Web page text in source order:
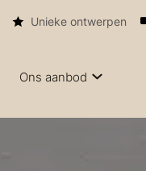
Unieke ontwerpen
Ons aanbod